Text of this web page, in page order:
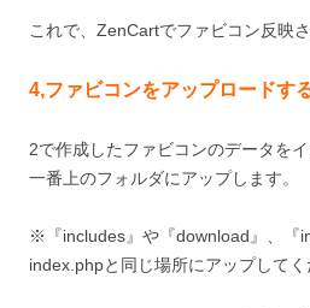
これで、ZenCartでファビコン反映
4,ファビコンをアップロードする
2で作成したファビコンのデータを
一番上のフォルダにアップします。
※『includes』や『download』、『
index.phpと同じ場所にアップしてく